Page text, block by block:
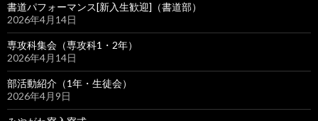
書道パフォーマンス[新入生歓迎]（書道部）
2026年4月14日
専攻科集会（専攻科1・2年）
2026年4月14日
部活動紹介（1年・生徒会）
2026年4月9日